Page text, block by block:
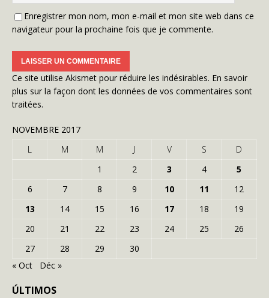
Enregistrer mon nom, mon e-mail et mon site web dans ce
navigateur pour la prochaine fois que je commente.
Ce site utilise Akismet pour réduire les indésirables. En savoir
plus sur la façon dont les données de vos commentaires sont
traitées.
NOVEMBRE 2017
L
M M J V S
D
1
2 3 4
5
6
7 8 9 10 11
12
13
14 15 16 17 18
19
20
21 22 23 24 25
26
27
28 29
30
« Oct
Déc »
ÚLTIMOS